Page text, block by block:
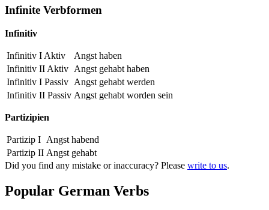
Infinite Verbformen
Infinitiv
Infinitiv I Aktiv
Angst haben
Infinitiv II Aktiv Angst gehabt haben
Infinitiv I Passiv Angst gehabt werden
Infinitiv II Passiv Angst gehabt worden sein
Partizipien
Partizip I Angst habend
Partizip II Angst gehabt
Did you find any mistake or inaccuracy? Please write to us.
Popular German Verbs